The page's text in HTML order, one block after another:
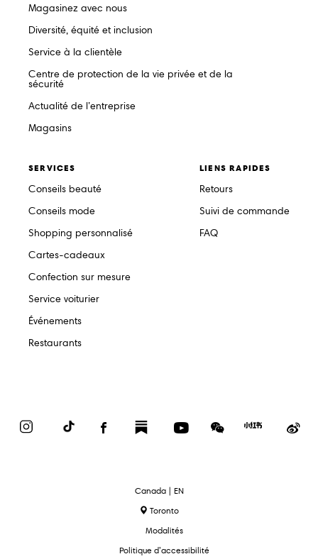
Magasinez avec nous
Diversité, équité et inclusion
Service à la clientèle
Centre de protection de la vie privée et de la
sécurité
Actualité de l’entreprise
Magasins
SERVICES
Conseils beauté
Conseils mode
Shopping personnalisé
Cartes-cadeaux
Confection sur mesure
Service voiturier
Événements
Restaurants
LIENS RAPIDES
Retours
Suivi de commande
FAQ
InstagramTikTok FacebookSubstack YouTubeWeChat
Red
text.language
Canada | EN
Toronto
Modalités
Politique d’accessibilité